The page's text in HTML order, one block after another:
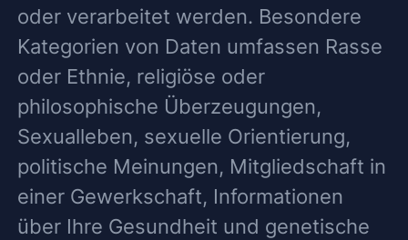
oder verarbeitet werden. Besondere
Kategorien von Daten umfassen Rasse
oder Ethnie, religiöse oder
philosophische Überzeugungen,
Sexualleben, sexuelle Orientierung,
politische Meinungen, Mitgliedschaft in
einer Gewerkschaft, Informationen
über Ihre Gesundheit und genetische